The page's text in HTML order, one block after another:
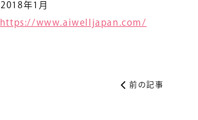
年1月
https://www.aiwelljapan.com/
前の記事